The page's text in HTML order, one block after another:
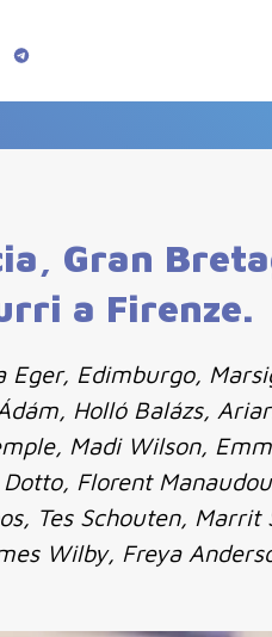
Gran
a Firenze.
Edimburgo,
Holló Balázs,
Madi Wilson,
Florent
Tes Schouten,
Wilby, Freya